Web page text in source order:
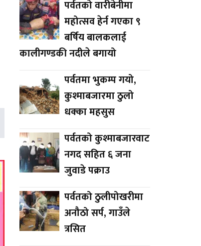
पर्वतको वारीबेनीमा
महोत्सव हेर्न गएका ९
बर्षिय बालकलाई
कालीगण्डकी नदीले बगायो
पर्वतमा भुकम्प गयो,
कुश्माबजारमा ठुलो
धक्का महसुस
पर्वतको कुश्माबजारवाट
नगद सहित ६ जना
जुवाडे पक्राउ
पर्वतको ठुलीपोखरीमा
अनौठो सर्प, गाउँले
त्रसित